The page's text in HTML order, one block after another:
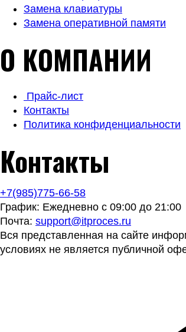
Замена клавиатуры
Замена оперативной памяти
О КОМПАНИИ
Прайс-лист
Контакты
Политика конфиденциальности
Контакты
+7(985)775-66-58
График: Ежедневно с 09:00 до 21:00
Почта: support@itproces.ru
Вся представленная на сайте
условиях не является публичной